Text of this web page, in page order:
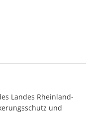
Landes Rheinland-
und